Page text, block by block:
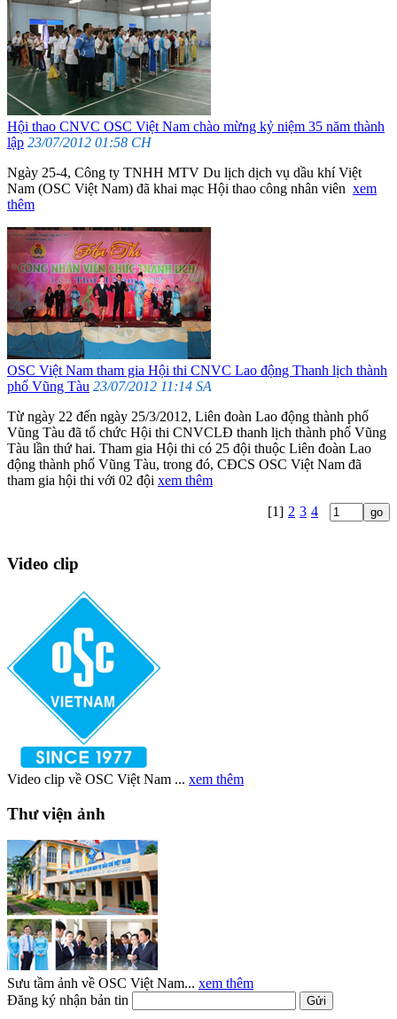
Hội thao CNVC OSC Việt Nam chào mừng kỷ niệm 35 năm thành
lập 23/07/2012 01:58 CH
Ngày 25-4, Công ty TNHH MTV Du lịch dịch vụ dầu khí Việt
Nam (OSC Việt Nam) đã khai mạc Hội thao công nhân viên xem
thêm
OSC Việt Nam tham gia Hội thi CNVC Lao động Thanh lịch thành
phố Vũng Tàu 23/07/2012 11:14 SA
Từ ngày 22 đến ngày 25/3/2012, Liên đoàn Lao động thành phố
Vũng Tàu đã tổ chức Hội thi CNVCLĐ thanh lịch thành phố Vũng
Tàu lần thứ hai. Tham gia Hội thi có 25 đội thuộc Liên đoàn Lao
động thành phố Vũng Tàu, trong đó, CĐCS OSC Việt Nam đã
tham gia hội thi với 02 đội xem thêm
[1] 2 3 4
Video clip
Video clip về OSC Việt Nam ... xem thêm
Thư viện ảnh
Sưu tầm ảnh về OSC Việt Nam... xem thêm
Đăng ký nhận bản tin